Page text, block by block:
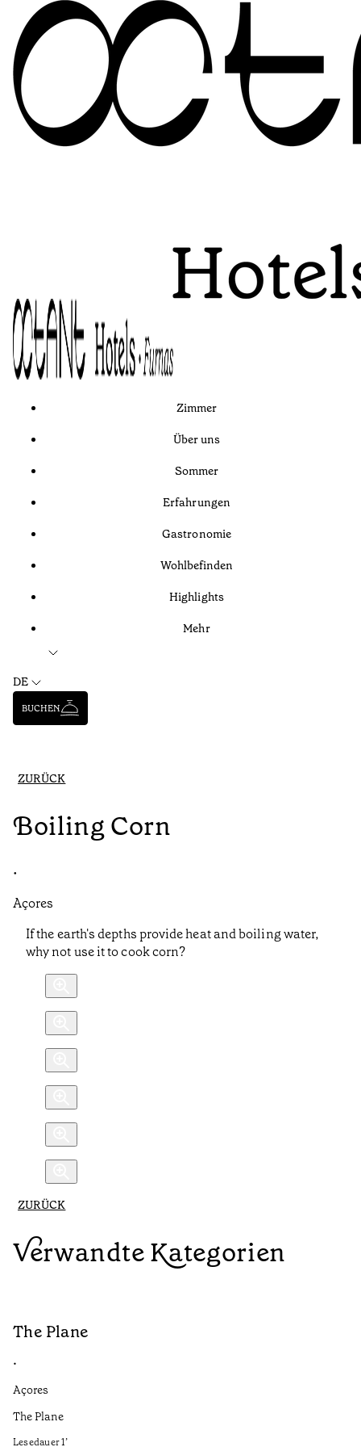
Zimmer
Über uns
Sommer
Erfahrungen
Gastronomie
Wohlbefinden
Highlights
Mehr
DE
BUCHEN
ZURÜCK
Boiling Corn
•
Açores
If the earth's depths provide heat and boiling water,
why not use it to cook corn?
ZURÜCK
Verwandte Kategorien
The Plane
•
Açores
The Plane
Lesedauer1’